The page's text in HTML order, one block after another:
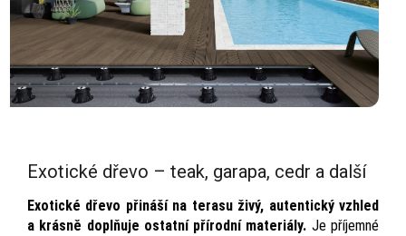
Exotické dřevo – teak, garapa, cedr a další
Exotické dřevo přináší na terasu živý, autentický vzhled
a krásně doplňuje ostatní přírodní materiály. Je příjemné